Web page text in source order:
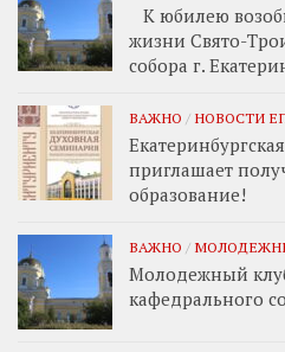
К юбилею
жизни Свято-
собора г.
ВАЖНО / НОВОСТИ
приглашает
образование!
ВАЖНО /
Молодежный
кафедрального